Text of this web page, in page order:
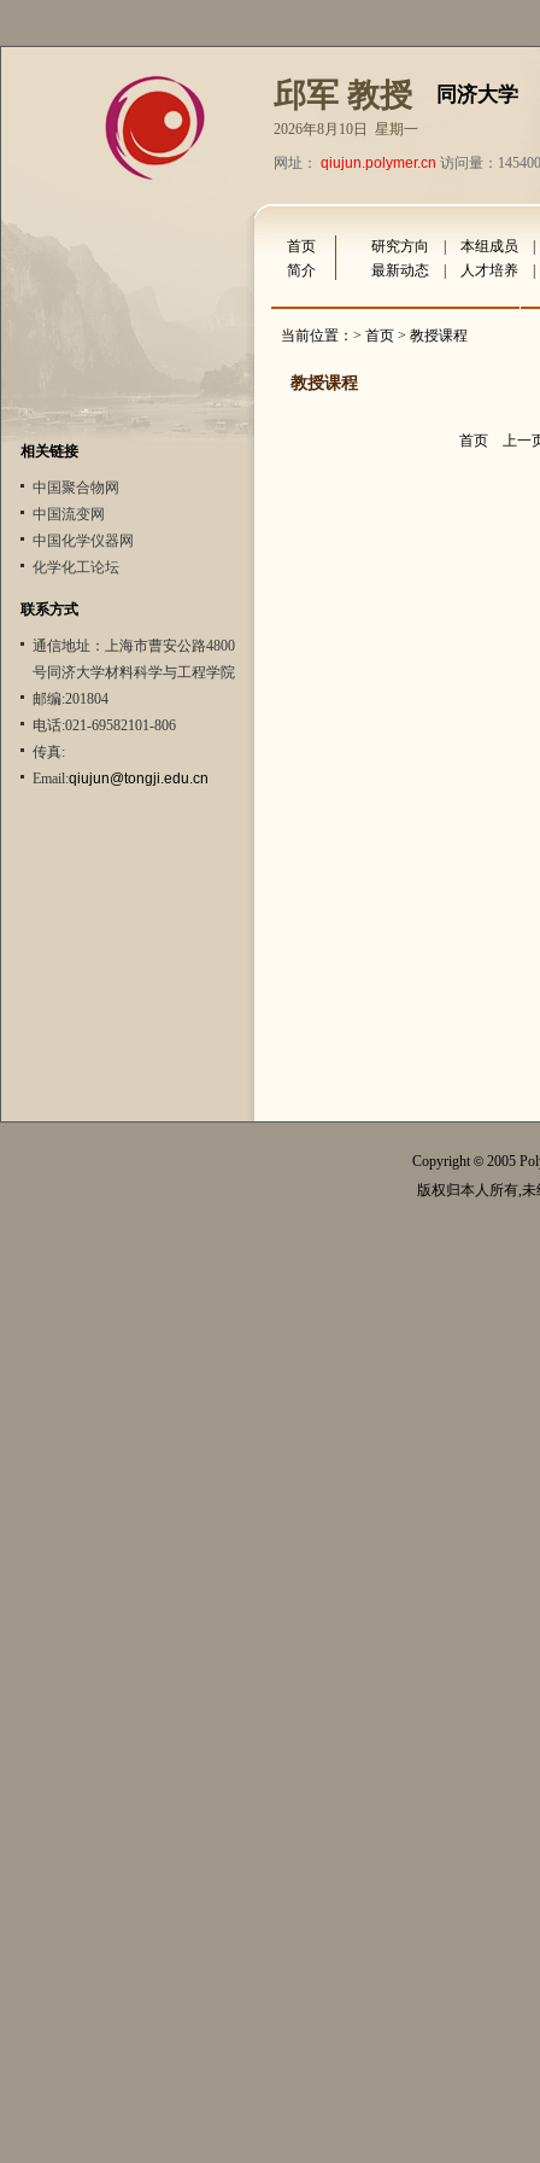
邱军 教授 同济大学
2026年8月10日 星期一
网址： qiujun.polymer.cn 访问量：145400
相关链接
中国聚合物网
中国流变网
中国化学仪器网
化学化工论坛
联系方式
通信地址：上海市曹安公路4800
号同济大学材料科学与工程学院
邮编:201804
电话:021-69582101-806
传真:
Email:qiujun@tongji.edu.cn
首页 研究方向 本组成员
简介
最新动态 人才培养
当前位置：> 首页 > 教授课程
教授课程
首页 上一
Copyright© 2005
版权归本人所有,